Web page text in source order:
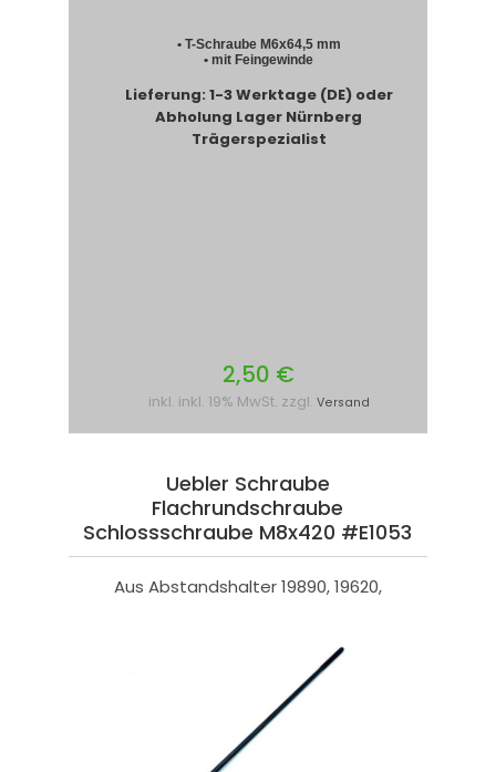
• T-Schraube M6x64,5 mm
• mit Feingewinde
Lieferung: 1-3 Werktage (DE) oder
Abholung Lager Nürnberg
Trägerspezialist
2,50 €
inkl. inkl. 19% MwSt. zzgl. Versand
Uebler Schraube
Flachrundschraube
Schlossschraube M8x420 #E1053
Aus Abstandshalter 19890, 19620,